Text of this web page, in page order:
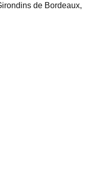
de Bordeaux,